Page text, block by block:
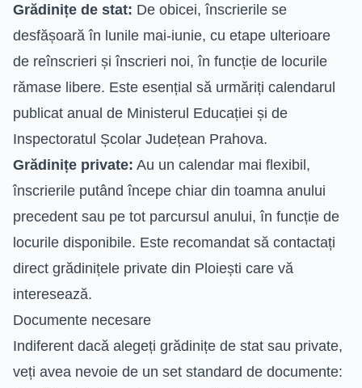
Grădinițe de stat: De obicei, înscrierile se
desfășoară în lunile mai-iunie, cu etape ulterioare
de reînscrieri și înscrieri noi, în funcție de locurile
rămase libere. Este esențial să urmăriți calendarul
publicat anual de Ministerul Educației și de
Inspectoratul Școlar Județean Prahova.
Grădinițe private: Au un calendar mai flexibil,
înscrierile putând începe chiar din toamna anului
precedent sau pe tot parcursul anului, în funcție de
locurile disponibile. Este recomandat să contactați
direct grădinițele private din Ploiești care vă
interesează.
Documente necesare
Indiferent dacă alegeți grădinițe de stat sau private,
veți avea nevoie de un set standard de documente: